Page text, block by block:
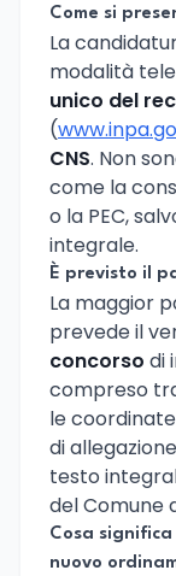
Come si
La
modalità
unico del
(
CNS. Non
come la
o la PEC,
integrale.
È previsto il
La maggior
prevede il
concorso di
compreso
le
di
testo
del Comune
Cosa
nuovo